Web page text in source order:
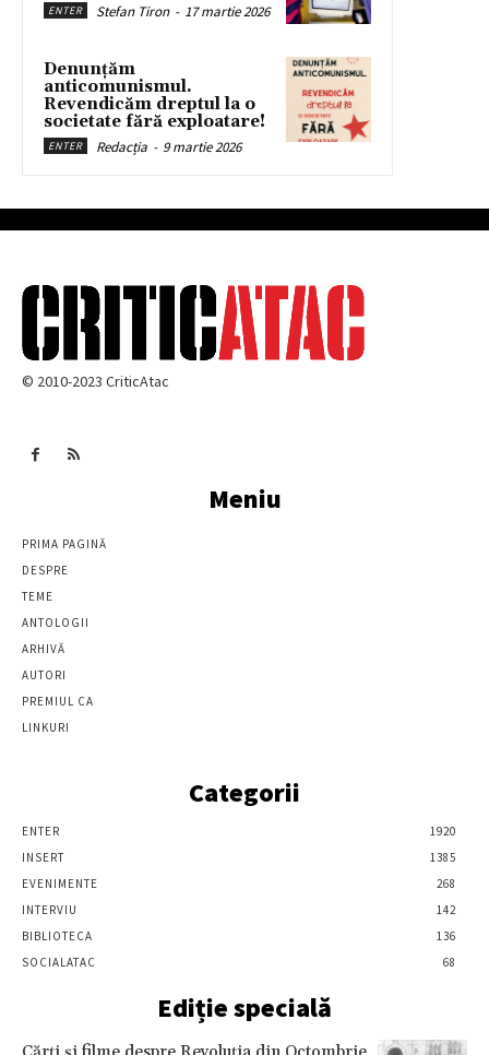
ENTER Stefan Tiron - 17 martie 2026
Denunțăm
anticomunismul.
Revendicăm dreptul la o
societate fără exploatare!
ENTER Redacția - 9 martie 2026
© 2010-2023 CriticAtac
Meniu
PRIMA PAGINĂ
DESPRE
TEME
ANTOLOGII
ARHIVĂ
AUTORI
PREMIUL CA
LINKURI
Categorii
ENTER
1920
INSERT
1385
EVENIMENTE
268
INTERVIU
142
BIBLIOTECA
136
SOCIALATAC
68
Ediție specială